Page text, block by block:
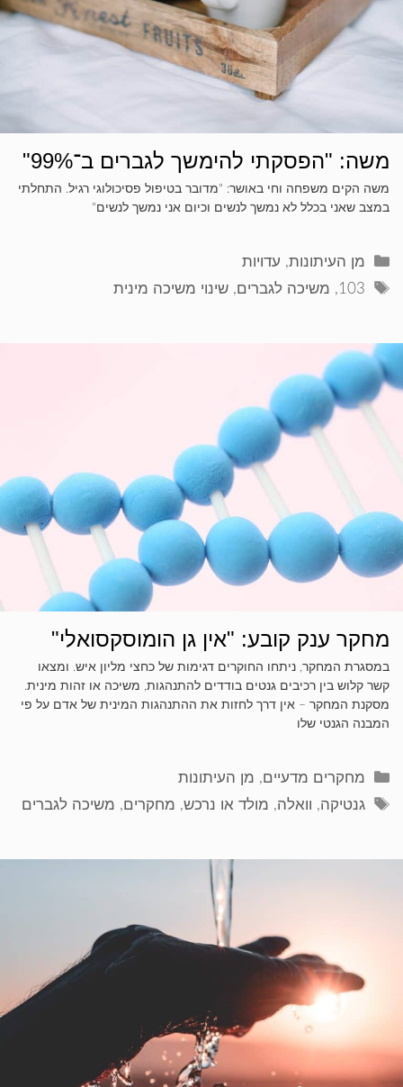
משה: "הפסקתי להימשך לגברים ב־99%"
משה הקים משפחה וחי באושר: "מדובר בטיפול פסיכולוגי רגיל. התחלתי
במצב שאני בכלל לא נמשך לנשים וכיום אני נמשך לנשים"
קטגוריות
מן העיתונות, עדויות
תגיות
103
, משיכה לגברים,שינוי משיכה מינית
מחקר ענק קובע: "אין גן הומוסקסואלי"
במסגרת המחקר, ניתחו החוקרים דגימות של כחצי מליון איש. ומצאו
קשר קלוש בין רכיבים גנטים בודדים להתנהגות, משיכה או זהות מינית.
מסקנת המחקר – אין דרך לחזות את ההתנהגות המינית של אדם על פי
המבנה הגנטי שלו
קטגוריות
מחקרים מדעיים, מן העיתונות
תגיות
גנטיקה, וואלה, מולד או נרכש, מחקרים, משיכה לגברים